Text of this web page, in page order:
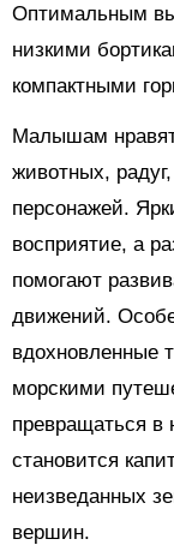
Оптимальным
низкими
компактными
Малышам
животных,
персонажей.
восприятие, а
помогают
движений.
вдохновленные
морскими
превращаться в
становится
неизведанных
вершин.